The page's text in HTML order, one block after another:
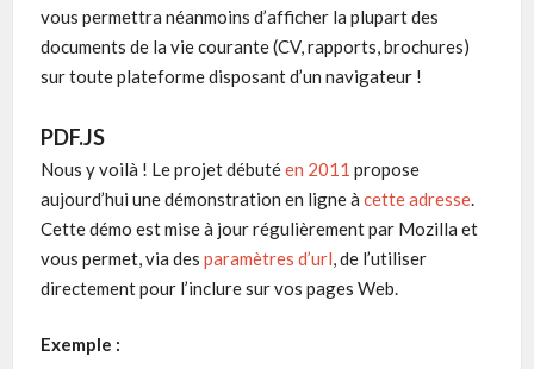
vous permettra néanmoins d’afficher la plupart des
documents de la vie courante (CV, rapports, brochures)
sur toute plateforme disposant d’un navigateur !
PDF.JS
Nous y voilà ! Le projet débutéen 2011 propose
aujourd’hui une démonstration en ligne à cette adresse.
Cette démo est mise à jour régulièrement par Mozilla et
vous permet, via des paramètres d’url, de l’utiliser
directement pour l’inclure sur vos pages Web.
Exemple :